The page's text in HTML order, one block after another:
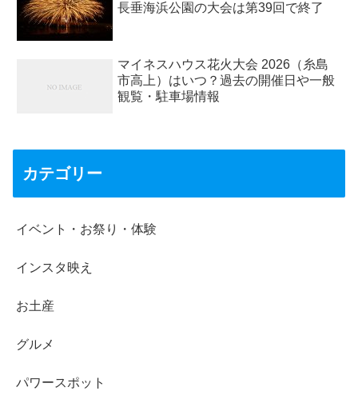
長垂海浜公園の大会は第39回で終了
マイネスハウス花火大会 2026（糸島
市高上）はいつ？過去の開催日や一般
観覧・駐車場情報
カテゴリー
イベント・お祭り・体験
インスタ映え
お土産
グルメ
パワースポット